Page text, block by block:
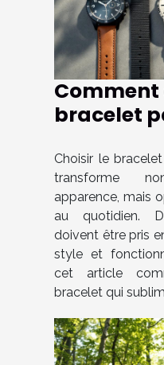
Comment
bracelet
Choisir le
transforme
apparence, mais
au quotidien.
doivent être pris
style et
cet article
bracelet qui